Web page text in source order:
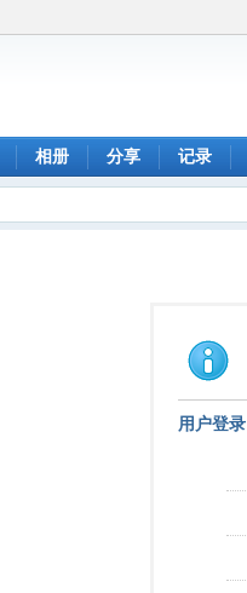
相册 分享 记录
用户登录